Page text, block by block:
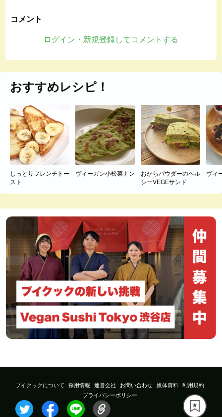
コメント
ログイン・新規登録してコメントする
おすすめレシピ！
しっとりフレンチトー
スト
ヴィーガン小松菜ナン
おからパウダーのヘル
シーVEGEサンド
ヴィ
ブイクックについて 採用情報 運営会社 お問い合わせ 媒体資料
利用規約
プライバシーポリシー